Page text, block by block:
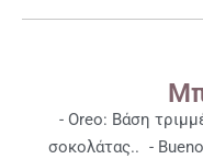
- Οreo: Βάση
σοκολάτας.. -